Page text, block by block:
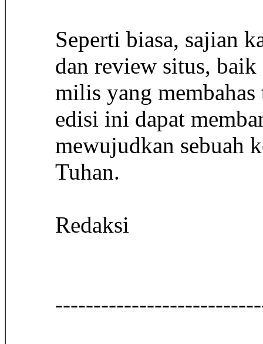
Seperti biasa, sajian
dan review situs,
milis yang
edisi ini dapat
mewujudkan sebuah
Tuhan.
Redaksi